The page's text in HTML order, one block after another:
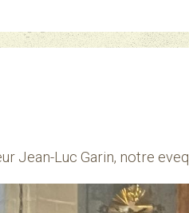
Jean-Luc Garin, notre eveq